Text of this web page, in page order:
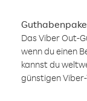
Das Viber Out-
wenn du einen
kannst du
günstigen